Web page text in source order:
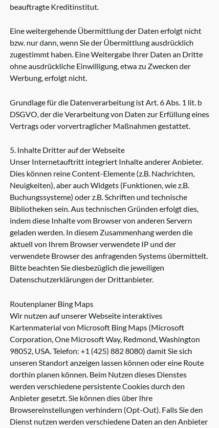
beauftragte Kreditinstitut.
Eine weitergehende Übermittlung der Daten erfolgt nicht
bzw. nur dann, wenn Sie der Übermittlung ausdrücklich
zugestimmt haben. Eine Weitergabe Ihrer Daten an Dritte
ohne ausdrückliche Einwilligung, etwa zu Zwecken der
Werbung, erfolgt nicht.
Grundlage für die Datenverarbeitung ist Art. 6 Abs. 1 lit. b
DSGVO, der die Verarbeitung von Daten zur Erfüllung eines
Vertrags oder vorvertraglicher Maßnahmen gestattet.
5. Inhalte Dritter auf der Webseite
Unser Internetauftritt integriert Inhalte anderer Anbieter.
Dies können reine Content-Elemente (z.B. Nachrichten,
Neuigkeiten), aber auch Widgets (Funktionen, wie z.B.
Buchungssysteme) oder z.B. Schriften und technische
Bibliotheken sein. Aus technischen Gründen erfolgt dies,
indem diese Inhalte vom Browser von anderen Servern
geladen werden. In diesem Zusammenhang werden die
aktuell von Ihrem Browser verwendete IP und der
verwendete Browser des anfragenden Systems übermittelt.
Bitte beachten Sie diesbezüglich die jeweiligen
Datenschutzerklärungen der Drittanbieter.
Routenplaner Bing Maps
Wir nutzen auf unserer Webseite interaktives
Kartenmaterial von Microsoft Bing Maps (Microsoft
Corporation, One Microsoft Way, Redmond, Washington
98052, USA. Telefon: +1 (425) 882 8080) damit Sie sich
unseren Standort anzeigen lassen können oder eine Route
dorthin planen können. Beim Nutzen dieses Dienstes
werden verschiedene persistente Cookies durch den
Anbieter gesetzt. Sie können dies über Ihre
Browsereinstellungen verhindern (Opt-Out). Falls Sie den
Dienst nutzen werden verschiedene Daten an den Anbieter